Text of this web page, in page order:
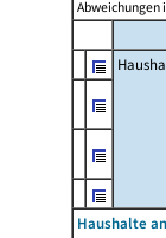
Abweichungen
Haushalte